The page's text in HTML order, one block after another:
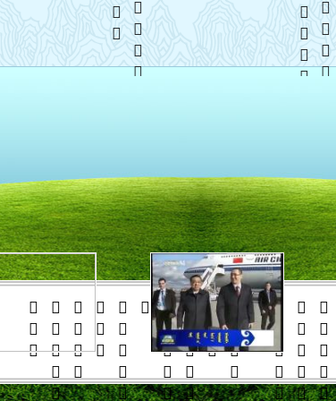
















